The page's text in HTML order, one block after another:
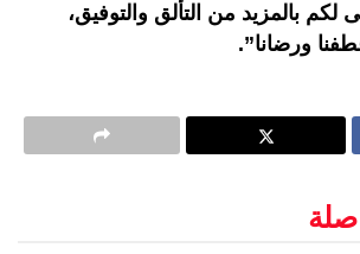
لكم بالمزيد من التألق والتوفيق،
ورضانا”.